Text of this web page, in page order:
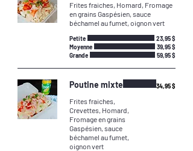
Frites fraiches, Homard, Fromage
en grains Gaspésien, sauce
béchamel au fumet, oignon vert
Petite
23,95 $
Moyenne
39,95 $
Grande
59,95 $
Poutine mixte
Frites fraiches,
Crevettes, Homard,
Fromage en grains
Gaspésien, sauce
béchamel au fumet,
oignon vert
34,95 $